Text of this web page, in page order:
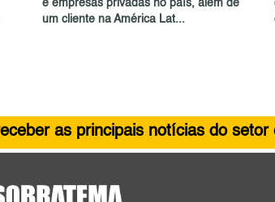
e empresas privadas no país, além de
um cliente na América Lat...
as principais notícias do setor